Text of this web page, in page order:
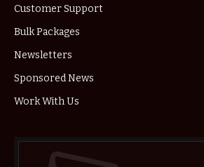
Customer Support
Bulk Packages
Newsletters
Sponsored News
Work With Us